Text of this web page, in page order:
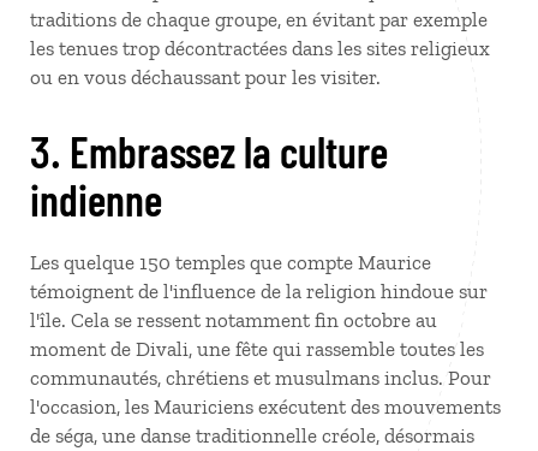
traditions de chaque groupe, en évitant par exemple
les tenues trop décontractées dans les sites religieux
ou en vous déchaussant pour les visiter.
3. Embrassez la culture
indienne
Les quelque 150 temples que compte Maurice
témoignent de l'influence de la religion hindoue sur
l'île. Cela se ressent notamment fin octobre au
moment de Divali, une fête qui rassemble toutes les
communautés, chrétiens et musulmans inclus. Pour
l'occasion, les Mauriciens exécutent des mouvements
de séga, une danse traditionnelle créole, désormais